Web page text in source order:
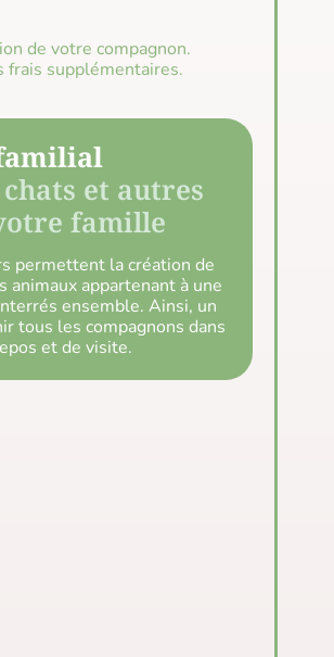
de votre compagnon.
frais supplémentaires.
et autres
famille
permettent la création de
animaux appartenant à une
ensemble. Ainsi, un
tous les compagnons dans
et de visite.